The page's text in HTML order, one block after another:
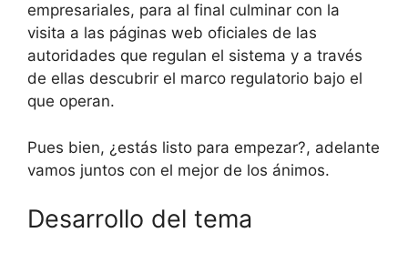
empresariales, para al final culminar con la
visita a las páginas web oficiales de las
autoridades que regulan el sistema y a través
de ellas descubrir el marco regulatorio bajo el
que operan.
Pues bien, ¿estás listo para empezar?, adelante
vamos juntos con el mejor de los ánimos.
Desarrollo del tema